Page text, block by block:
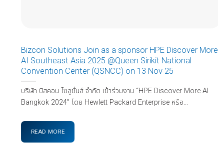
Bizcon Solutions Join as a sponsor HPE Discover More
AI Southeast Asia 2025 @Queen Sirikit National
Convention Center (QSNCC) on 13 Nov 25
บริษัท บิสคอน โซลูชั่นส์ จำกัด เข้าร่วมงาน “HPE Discover More AI
Bangkok 2024” โดย Hewlett Packard Enterprise หรือ...
READ MORE